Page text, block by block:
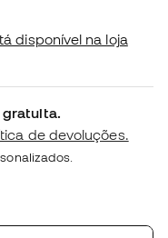
disponível na loja
gratuita.
de devoluções.